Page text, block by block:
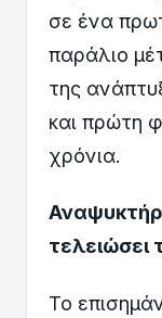
σε ένα
παράλιο
της
και πρώτη
χρόνια.
τελειώσει
Το